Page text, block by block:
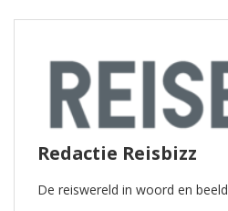
Redactie Reisbizz
De reiswereld in woord en beeld